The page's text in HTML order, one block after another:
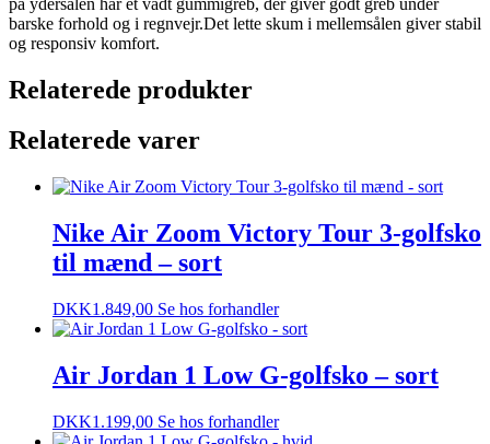
barske forhold og i regnvejr.Det lette skum i mellemsålen giver stabil
og responsiv komfort.
Relaterede produkter
Relaterede varer
Nike Air Zoom Victory Tour 3-golfsko
til mænd – sort
DKK1.849,00 Se hos forhandler
Air Jordan 1 Low G-golfsko – sort
DKK1.199,00 Se hos forhandler